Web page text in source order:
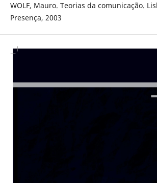
WOLF, Mauro. Teorias da comunicação.
Presença, 2003